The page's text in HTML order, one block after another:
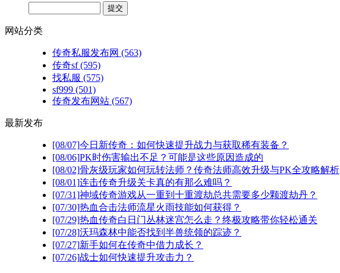
网站分类
传奇私服发布网 (563)
传奇sf(595)
找私服 (575)
sf999 (501)
传奇发布网站 (567)
最新发布
[08/07]今日新传奇：如何快速提升战力与获取稀有装备？
[08/06]PK时伤害输出不足？可能是这些原因造成的
[08/02]骨灰级玩家如何玩转法师？传奇法师高效升级与PK全攻略解析
[08/01]连击传奇升级关卡真的有那么难吗？
[07/31]神域传奇游戏从一重到十重渡劫总共需要多少颗渡劫丹？
[07/30]热血合击法师流星火雨技能如何获得？
[07/29]热血传奇白日门丛林迷宫怎么走？终极攻略带你轻松通关
[07/28]沃玛森林中能否找到半兽统领的踪迹？
[07/27]新手如何在传奇中借力成长？
[07/26]战士如何快速提升攻击力？